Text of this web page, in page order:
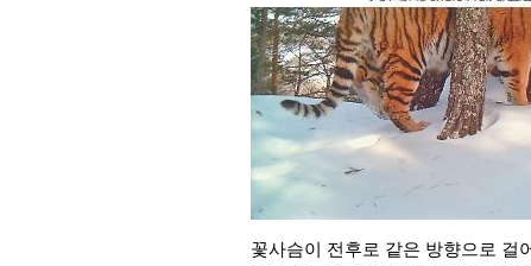
꽃사슴이 전후로 같은 방향으로 걸